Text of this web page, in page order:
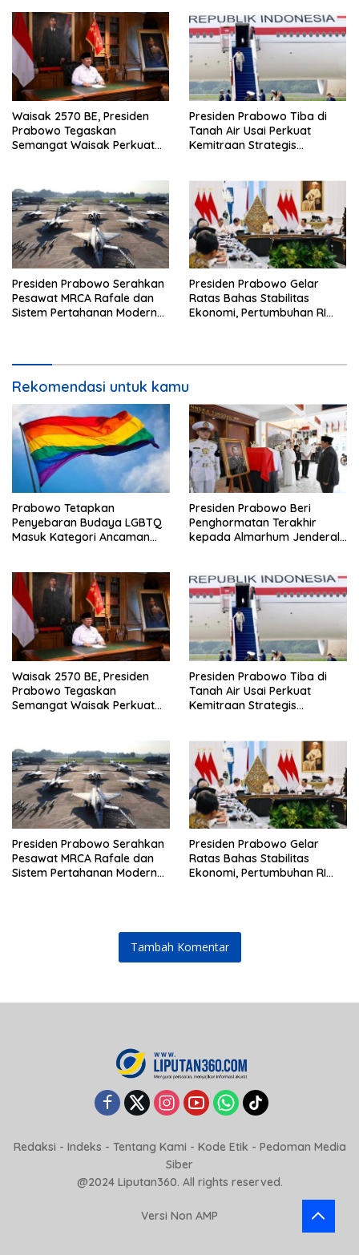
Waisak 2570 BE, Presiden
Prabowo Tegaskan
Semangat Waisak Perkuat
Presiden Prabowo Tiba di
Tanah Air Usai Perkuat
Kemitraan Strategis
Presiden Prabowo Serahkan
Pesawat MRCA Rafale dan
Sistem Pertahanan Modern
Presiden Prabowo Gelar
Ratas Bahas Stabilitas
Ekonomi, Pertumbuhan RI
Rekomendasi untuk kamu
Prabowo Tetapkan
Penyebaran Budaya LGBTQ
Masuk Kategori Ancaman
Presiden Prabowo Beri
Penghormatan Terakhir
kepada Almarhum Jenderal
Waisak 2570 BE, Presiden
Prabowo Tegaskan
Semangat Waisak Perkuat
Presiden Prabowo Tiba di
Tanah Air Usai Perkuat
Kemitraan Strategis
Presiden Prabowo Serahkan
Pesawat MRCA Rafale dan
Sistem Pertahanan Modern
Presiden Prabowo Gelar
Ratas Bahas Stabilitas
Ekonomi, Pertumbuhan RI
Tambah Komentar
Redaksi - Indeks - Tentang Kami - Kode Etik - Pedoman Media
Siber
@2024 Liputan360. All rights reserved.
Versi Non AMP